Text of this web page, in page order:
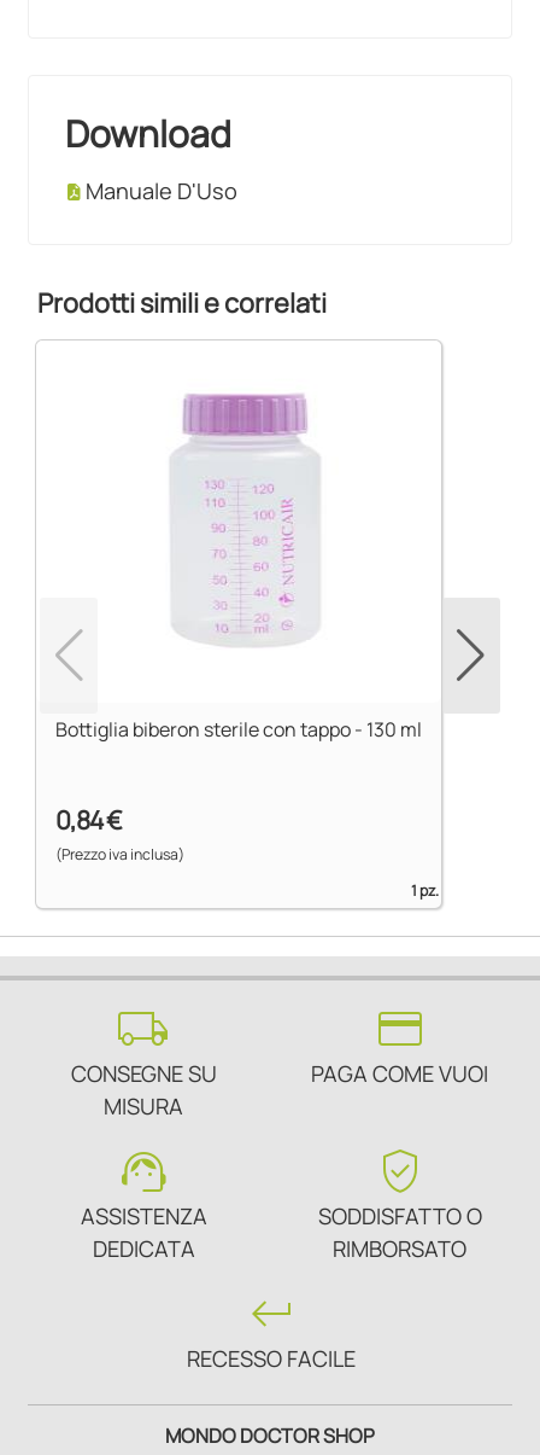
Download
Manuale D'Uso
Prodotti simili e correlati
Bottiglia biberon sterile con tappo - 130 ml
0,84 €
(Prezzo iva inclusa)
1 pz.
local_shipping
CONSEGNE SU
MISURA
credit_card
PAGA COME VUOI
support_agent
ASSISTENZA
DEDICATA
verified_user
SODDISFATTO O
RIMBORSATO
keyboard_return
RECESSO FACILE
MONDO DOCTOR SHOP